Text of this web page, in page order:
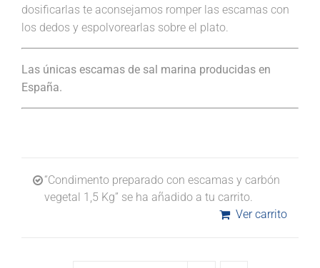
dosificarlas te aconsejamos romper las escamas con
los dedos y espolvorearlas sobre el plato.
Las únicas escamas de sal marina producidas en
España.
“Condimento preparado con escamas y carbón
vegetal 1,5 Kg” se ha añadido a tu carrito.
Ver carrito